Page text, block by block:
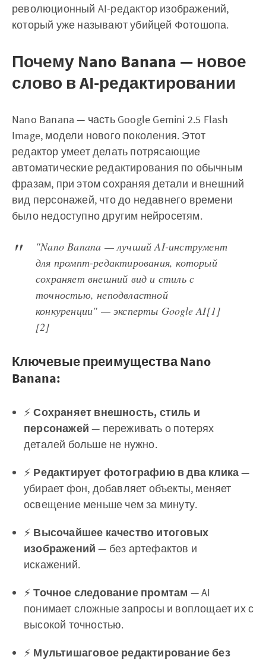
революционный AI-редактор изображений,
который уже называют убийцей Фотошопа.
Почему Nano Banana — новое
слово в AI-редактировании
Nano Banana — часть Google Gemini 2.5 Flash
Image, модели нового поколения. Этот
редактор умеет делать потрясающие
автоматические редактирования по обычным
фразам, при этом сохраняя детали и внешний
вид персонажей, что до недавнего времени
было недоступно другим нейросетям.
"Nano Banana — лучший AI-инструмент
для промпт-редактирования, который
сохраняет внешний вид и стиль с
точностью, неподвластной
конкуренции" — эксперты Google AI[1]
[2]
Ключевые преимущества Nano
Banana:
⚡Сохраняет внешность, стиль и
персонажей — переживать о потерях
деталей больше не нужно.
⚡ Редактирует фотографию в два клика—
убирает фон, добавляет объекты, меняет
освещение меньше чем за минуту.
⚡ Высочайшее качество итоговых
изображений — без артефактов и
искажений.
⚡Точное следование промтам — AI
понимает сложные запросы и воплощает их с
высокой точностью.
⚡ Мультишаговое редактирование без